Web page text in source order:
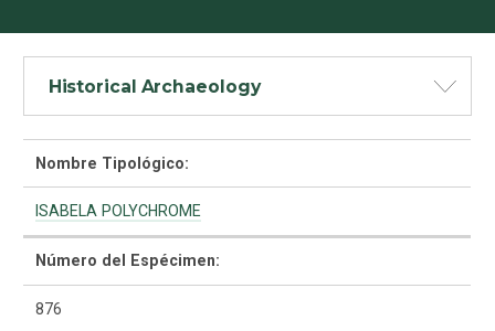
Historical Archaeology
Nombre Tipológico:
ISABELA POLYCHROME
Número del Espécimen:
876